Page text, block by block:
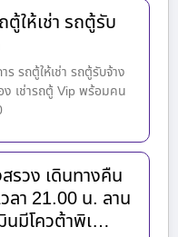
ตู้ให้เช่า รถตู้รับ
ร รถตู้ให้เช่า รถตู้รับจ้าง
ง เช่ารถตู้ Vip พร้อมคน
รวง เดินทางคืน
า 21.00 น. ลาน
มีโควต้าพิเ…